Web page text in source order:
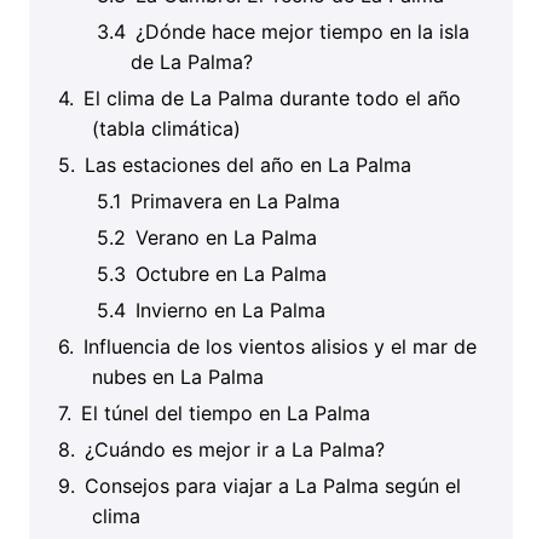
¿Dónde hace mejor tiempo en la isla
de La Palma?
El clima de La Palma durante todo el año
(tabla climática)
Las estaciones del año en La Palma
Primavera en La Palma
Verano en La Palma
Octubre en La Palma
Invierno en La Palma
Influencia de los vientos alisios y el mar de
nubes en La Palma
El túnel del tiempo en La Palma
¿Cuándo es mejor ir a La Palma?
Consejos para viajar a La Palma según el
clima